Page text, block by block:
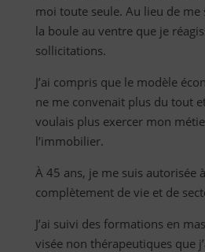
moi toute seule. Au lieu de me
la boule au ventre que je
sollicitations.
J’ai compris que le modèle
ne me convenait plus du tout
voulais plus exercer mon
l’immobilier.
À 45 ans, je me suis autorisée
complètement de vie et de
J’ai suivi des formations en
visée non thérapeutiques que